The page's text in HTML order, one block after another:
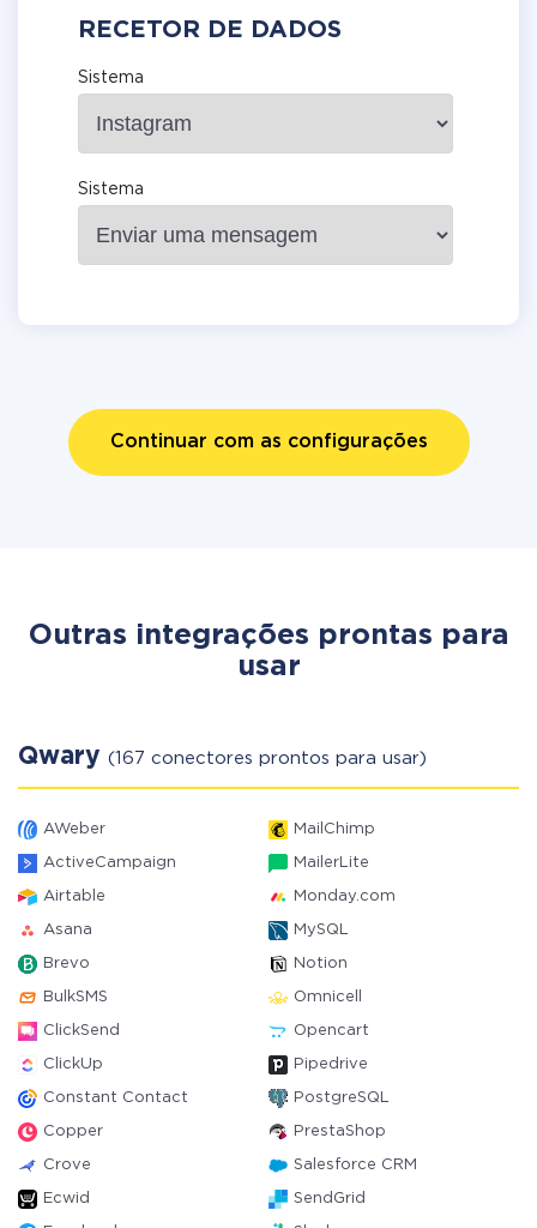
RECETOR DE DADOS
Sistema
Sistema
Continuar com as configurações
Outras integrações prontas para
usar
Qwary (167 conectores prontos para usar)
AWeber MailChimp
ActiveCampaign MailerLite
Airtable Monday.com
Asana MySQL
Brevo Notion
BulkSMS Omnicell
ClickSend Opencart
ClickUp Pipedrive
Constant Contact PostgreSQL
Copper PrestaShop
Crove Salesforce CRM
Ecwid SendGrid